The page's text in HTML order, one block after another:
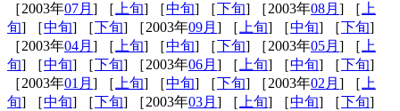
［2003年07月 ] ［上旬] ［中旬] ［ 下旬] ［2003年08月 ] ［上
旬] ［中旬] ［ 下旬] ［2003年09月 ] ［上旬] ［中旬] ［ 下旬]
［2003年04月 ] ［上旬] ［中旬] ［ 下旬] ［2003年05月 ] ［上
旬] ［中旬] ［ 下旬] ［2003年06月 ] ［上旬] ［中旬] ［ 下旬]
［2003年01月 ] ［上旬] ［中旬] ［ 下旬] ［2003年02月 ] ［上
旬] ［中旬] ［ 下旬] ［2003年03月 ] ［上旬] ［中旬] ［ 下旬]